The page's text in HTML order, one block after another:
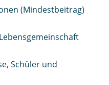
(Mindestbeitrag)
Schüler und